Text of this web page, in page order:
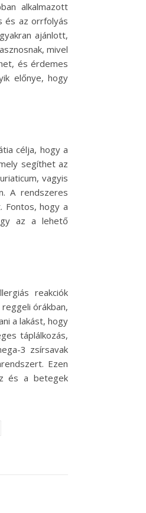
alkalmazott
és az orrfolyás
ajánlott,
mivel
és érdemes
előnye, hogy
célja, hogy a
segíthet az
vagyis
A rendszeres
Fontos, hogy a
az a lehető
reakciók
órákban,
a lakást, hogy
táplálkozás,
3 zsírsavak
Ezen
és a betegek